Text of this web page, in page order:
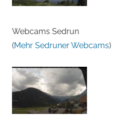
Webcams Sedrun
(Mehr Sedruner Webcams)